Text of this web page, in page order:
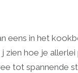
eens in het
j zien hoe je
tot spannende